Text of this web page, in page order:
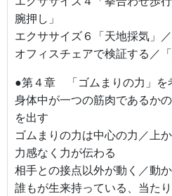
腕押し」
エクササイズ６「天地採気」
オフィスチェアで検証する／「
●第４章 「ゴムまりの力」を
身体中が一つの筋肉であるか
を出す
ゴムまりの力は中心の力／上
力感なく力が伝わる
相手との接点以外が動く／動
誰もが生来持っている、当た